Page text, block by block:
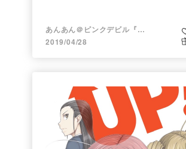
あんあん＠ピンクデビル『変態』
2019/04/28